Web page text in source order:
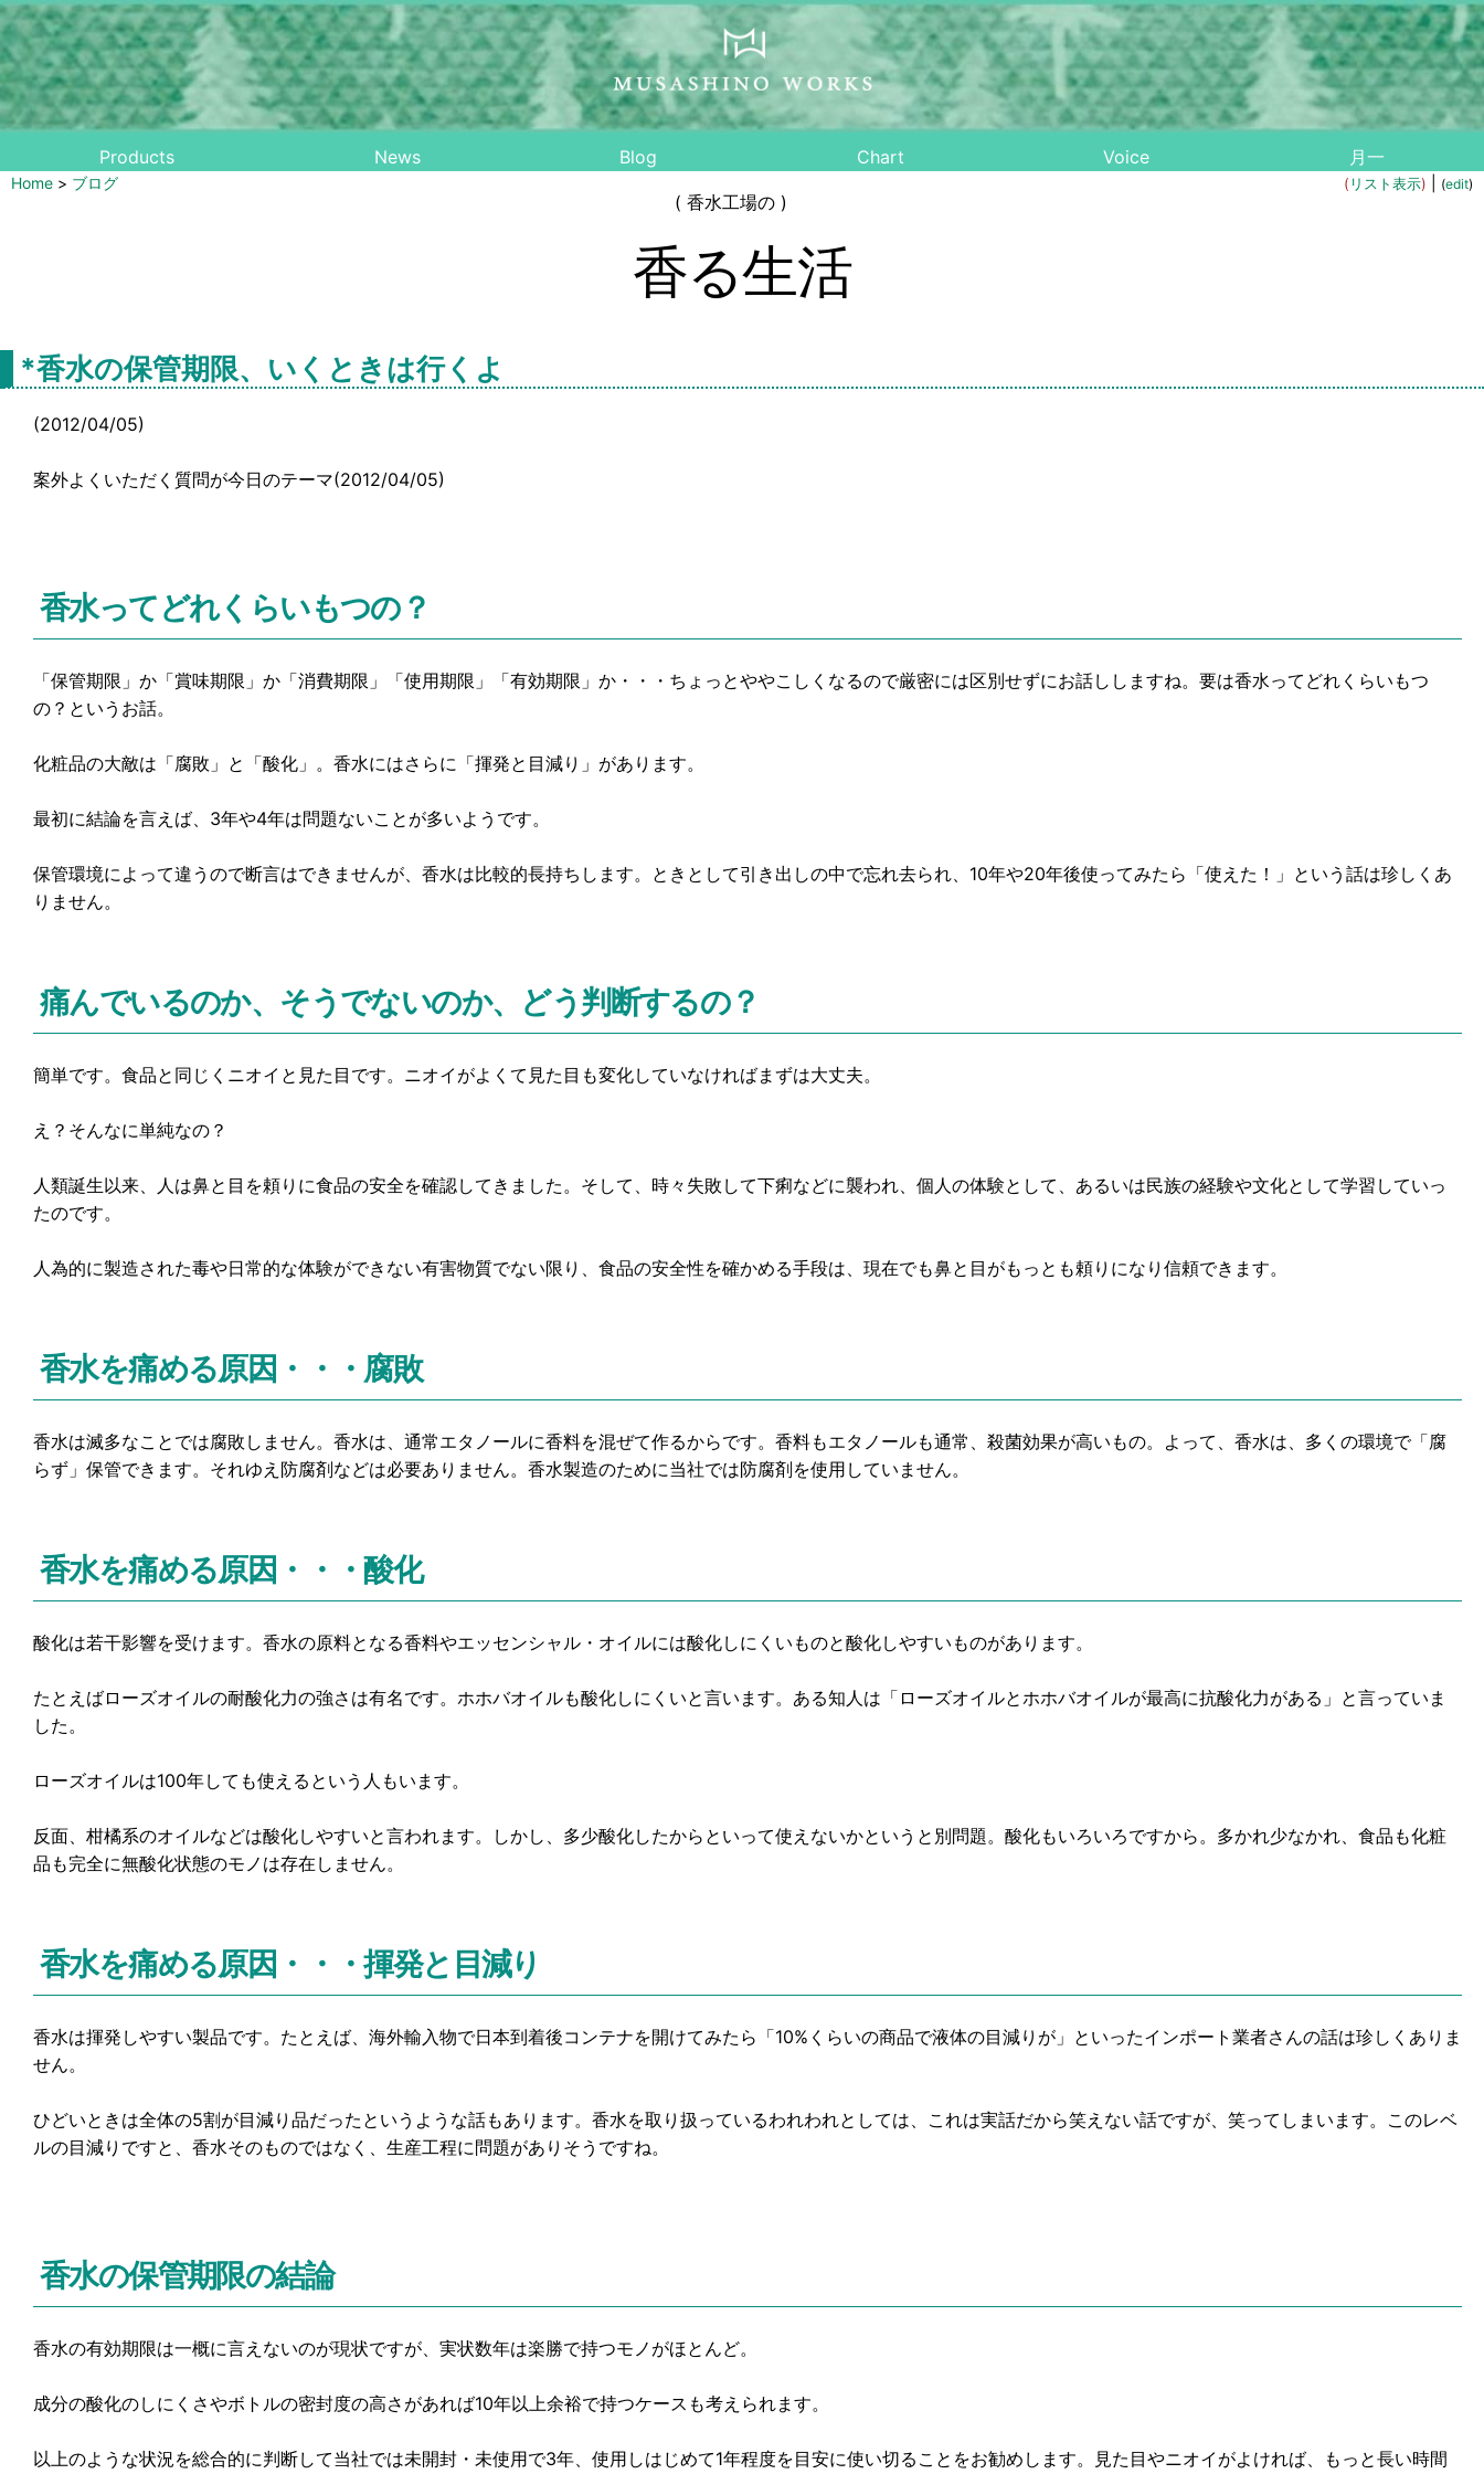
Products News Blog Chart Voice 月一
Home > ブログ ( リスト表示) (edit)
( 香水工場の )
香る生活
*香水の保管期限、いくときは行くよ
(2012/04/05)
案外よくいただく質問が今日のテーマ(2012/04/05)
香水ってどれくらいもつの？
「保管期限」か「賞味期限」か「消費期限」「使用期限」「有効期限」か・・・ちょっとややこしくなるので厳密には区別せずにお話ししますね。要は香水ってどれくらいもつ
の？というお話。
化粧品の大敵は「腐敗」と「酸化」。香水にはさらに「揮発と目減り」があります。
最初に結論を言えば、3年や4年は問題ないことが多いようです。
保管環境によって違うので断言はできませんが、香水は比較的長持ちします。ときとして引き出しの中で忘れ去られ、10年や20年後使ってみたら「使えた！」という話は珍しくあ
りません。
痛んでいるのか、そうでないのか、どう判断するの？
簡単です。食品と同じくニオイと見た目です。ニオイがよくて見た目も変化していなければまずは大丈夫。
え？そんなに単純なの？
人類誕生以来、人は鼻と目を頼りに食品の安全を確認してきました。そして、時々失敗して下痢などに襲われ、個人の体験として、あるいは民族の経験や文化として学習していっ
たのです。
人為的に製造された毒や日常的な体験ができない有害物質でない限り、食品の安全性を確かめる手段は、現在でも鼻と目がもっとも頼りになり信頼できます。
香水を痛める原因・・・腐敗
香水は滅多なことでは腐敗しません。香水は、通常エタノールに香料を混ぜて作るからです。香料もエタノールも通常、殺菌効果が高いもの。よって、香水は、多くの環境で「腐
らず」保管できます。それゆえ防腐剤などは必要ありません。香水製造のために当社では防腐剤を使用していません。
香水を痛める原因・・・酸化
酸化は若干影響を受けます。香水の原料となる香料やエッセンシャル・オイルには酸化しにくいものと酸化しやすいものがあります。
たとえばローズオイルの耐酸化力の強さは有名です。ホホバオイルも酸化しにくいと言います。ある知人は「ローズオイルとホホバオイルが最高に抗酸化力がある」と言っていま
した。
ローズオイルは100年しても使えるという人もいます。
反面、柑橘系のオイルなどは酸化しやすいと言われます。しかし、多少酸化したからといって使えないかというと別問題。酸化もいろいろですから。多かれ少なかれ、食品も化粧
品も完全に無酸化状態のモノは存在しません。
香水を痛める原因・・・揮発と目減り
香水は揮発しやすい製品です。たとえば、海外輸入物で日本到着後コンテナを開けてみたら「10%くらいの商品で液体の目減りが」といったインポート業者さんの話は珍しくありま
せん。
ひどいときは全体の5割が目減り品だったというような話もあります。香水を取り扱っているわれわれとしては、これは実話だから笑えない話ですが、笑ってしまいます。このレベ
ルの目減りですと、香水そのものではなく、生産工程に問題がありそうですね。
香水の保管期限の結論
香水の有効期限は一概に言えないのが現状ですが、実状数年は楽勝で持つモノがほとんど。
成分の酸化のしにくさやボトルの密封度の高さがあれば10年以上余裕で持つケースも考えられます。
以上のような状況を総合的に判断して当社では未開封・未使用で3年、使用しはじめて1年程度を目安に使い切ることをお勧めします。見た目やニオイがよければ、もっと長い時間